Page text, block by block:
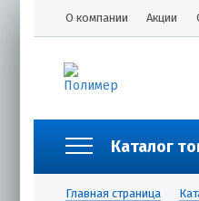
О компании Акции
Каталог
Главная страница